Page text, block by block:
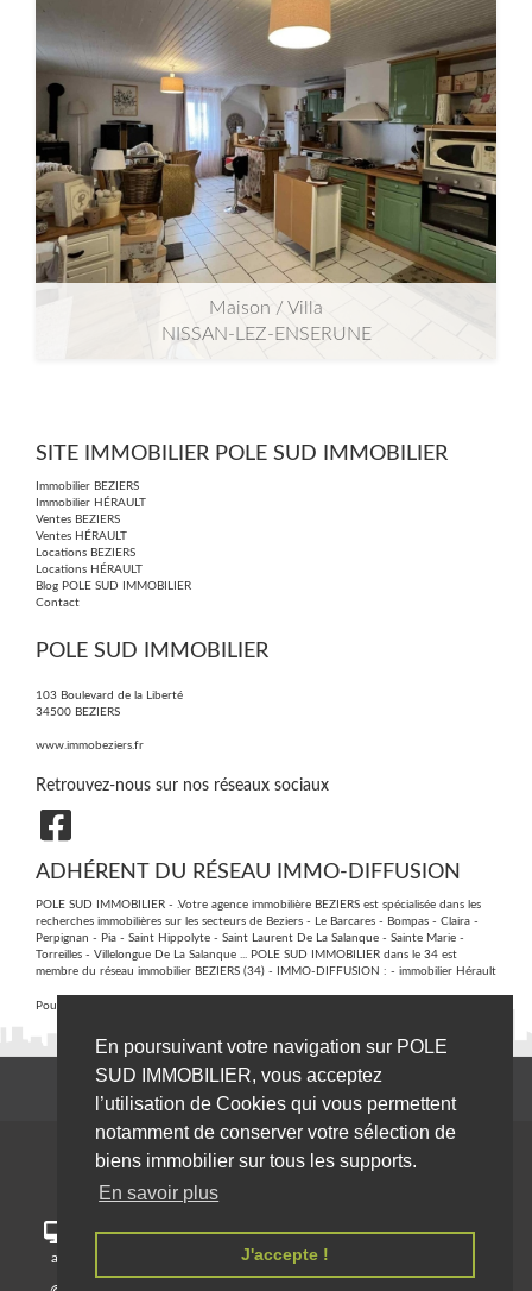
En poursuivant votre navigation sur POLE
SUD IMMOBILIER, vous acceptez
l’utilisation de Cookies qui vous permettent
notamment de conserver votre sélection de
biens immobilier sur tous les supports.
En savoir plus
J'accepte !
Maison / Villa
NISSAN-LEZ-ENSERUNE
150m | 6 pièce(s) | Ext. 60m
Maison / Villa
SITE IMMOBILIER POLE SUD IMMOBILIER
Immobilier BEZIERS
Immobilier HÉRAULT
Ventes BEZIERS
Ventes HÉRAULT
Locations BEZIERS
Locations HÉRAULT
Blog POLE SUD IMMOBILIER
Contact
POLE SUD IMMOBILIER
103 Boulevard de la Liberté
34500 BEZIERS
www.immobeziers.fr
Retrouvez-nous sur nos réseaux sociaux
ADHÉRENT DU RÉSEAU IMMO-DIFFUSION
POLE SUD IMMOBILIER - .Votre agence immobilière BEZIERS est spécialisée dans les
recherches immobilières sur les secteurs de Beziers - Le Barcares - Bompas - Claira -
Perpignan - Pia - Saint Hippolyte - Saint Laurent De La Salanque - Sainte Marie -
Torreilles - Villelongue De La Salanque ... POLE SUD IMMOBILIER dans le 34 est
membre du réseau immobilier BEZIERS (34) - IMMO-DIFFUSION : - immobilier Hérault
Pour plus d'informations contactez notre secrétariat central au :
Pour un meilleur confort, notre site immobeziers.fr s'adapte
automatiquement sur les différents écrans (PC, tablette, smartphone).